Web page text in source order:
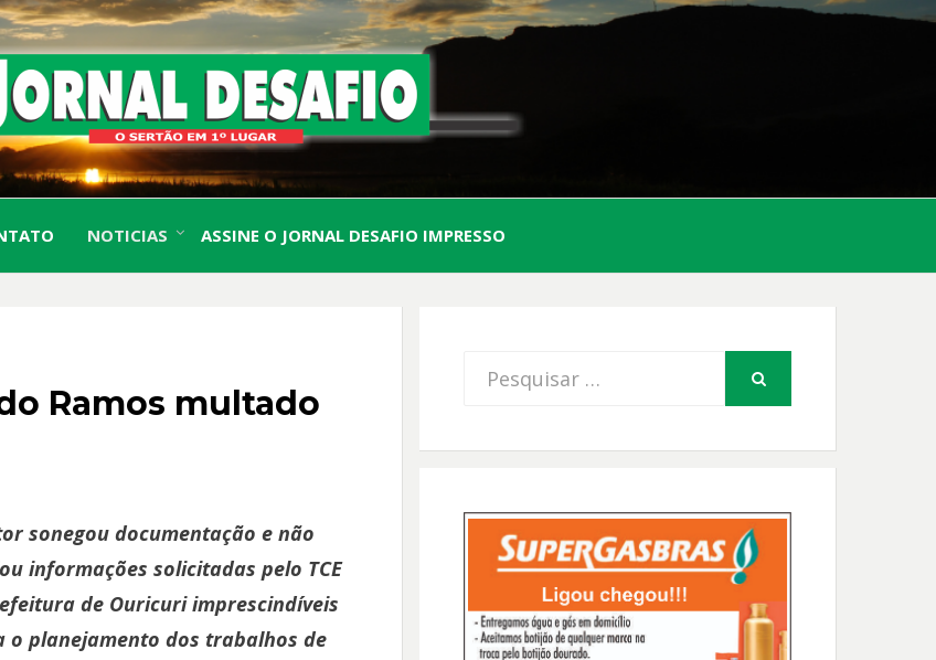
JORNAL
DESAFIO
O Sertão em 1º Lugar
NOTICIAS ASSINE O JORNAL DESAFIO IMPRESSO
Ramos multado
sonegou documentação e não
informações solicitadas pelo TCE
de Ouricuri imprescindíveis
o planejamento dos trabalhos de
Procurar